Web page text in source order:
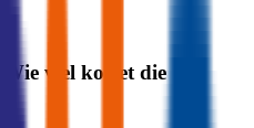
: Wie viel kostet die